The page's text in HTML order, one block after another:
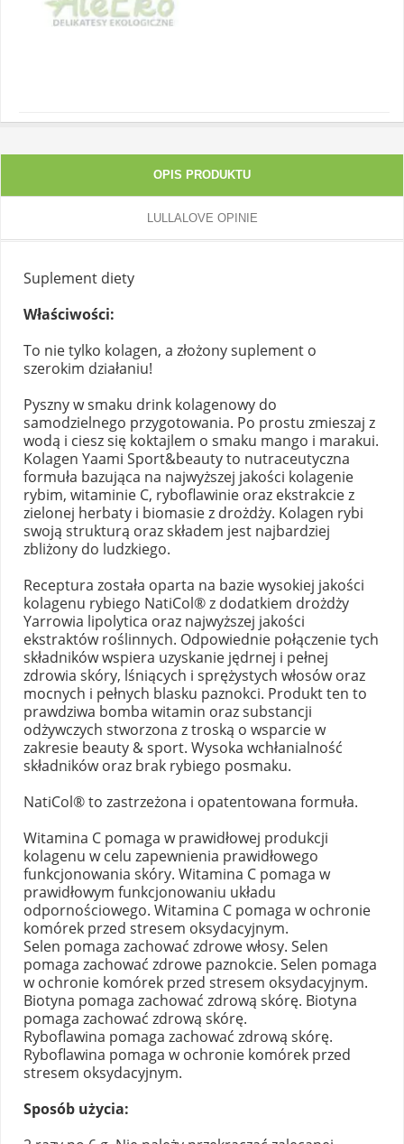
OPIS PRODUKTU
LULLALOVE OPINIE
Suplement diety
Właściwości:
To nie tylko kolagen, a złożony suplement o
szerokim działaniu!
Pyszny w smaku drink kolagenowy do
samodzielnego przygotowania. Po prostu zmieszaj z
wodą i ciesz się koktajlem o smaku mango i marakui.
Kolagen Yaami Sport&beauty to nutraceutyczna
formuła bazująca na najwyższej jakości kolagenie
rybim, witaminie C, ryboflawinie oraz ekstrakcie z
zielonej herbaty i biomasie z drożdży. Kolagen rybi
swoją strukturą oraz składem jest najbardziej
zbliżony do ludzkiego.
Receptura została oparta na bazie wysokiej jakości
kolagenu rybiego NatiCol® z dodatkiem drożdży
Yarrowia lipolytica oraz najwyższej jakości
ekstraktów roślinnych. Odpowiednie połączenie tych
składników wspiera uzyskanie jędrnej i pełnej
zdrowia skóry, lśniących i sprężystych włosów oraz
mocnych i pełnych blasku paznokci. Produkt ten to
prawdziwa bomba witamin oraz substancji
odżywczych stworzona z troską o wsparcie w
zakresie beauty & sport. Wysoka wchłanialność
składników oraz brak rybiego posmaku.
NatiCol® to zastrzeżona i opatentowana formuła.
Witamina C pomaga w prawidłowej produkcji
kolagenu w celu zapewnienia prawidłowego
funkcjonowania skóry. Witamina C pomaga w
prawidłowym funkcjonowaniu układu
odpornościowego. Witamina C pomaga w ochronie
komórek przed stresem oksydacyjnym.
Selen pomaga zachować zdrowe włosy. Selen
pomaga zachować zdrowe paznokcie. Selen pomaga
w ochronie komórek przed stresem oksydacyjnym.
Biotyna pomaga zachować zdrową skórę. Biotyna
pomaga zachować zdrową skórę.
Ryboflawina pomaga zachować zdrową skórę.
Ryboflawina pomaga w ochronie komórek przed
stresem oksydacyjnym.
Sposób użycia: